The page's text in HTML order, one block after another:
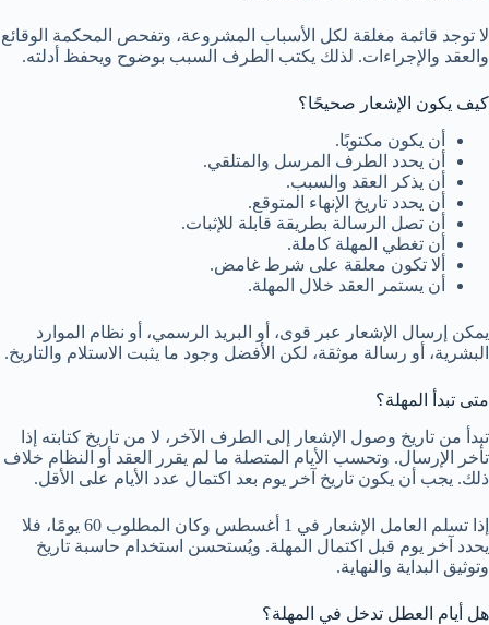
لا توجد قائمة مغلقة لكل الأسباب المشروعة، وتفحص المحكمة الوقائع
والعقد والإجراءات. لذلك يكتب الطرف السبب بوضوح ويحفظ أدلته.
كيف يكون الإشعار صحيحًا؟
أن يكون مكتوبًا.
أن يحدد الطرف المرسل والمتلقي.
أن يذكر العقد والسبب.
أن يحدد تاريخ الإنهاء المتوقع.
أن تصل الرسالة بطريقة قابلة للإثبات.
أن تغطي المهلة كاملة.
ألا تكون معلقة على شرط غامض.
أن يستمر العقد خلال المهلة.
يمكن إرسال الإشعار عبر قوى، أو البريد الرسمي، أو نظام الموارد
البشرية، أو رسالة موثقة، لكن الأفضل وجود ما يثبت الاستلام والتاريخ.
متى تبدأ المهلة؟
تبدأ من تاريخ وصول الإشعار إلى الطرف الآخر، لا من تاريخ كتابته إذا
تأخر الإرسال. وتحسب الأيام المتصلة ما لم يقرر العقد أو النظام خلاف
ذلك. يجب أن يكون تاريخ آخر يوم بعد اكتمال عدد الأيام على الأقل.
إذا تسلم العامل الإشعار في 1 أغسطس وكان المطلوب 60 يومًا، فلا
يحدد آخر يوم قبل اكتمال المهلة. ويُستحسن استخدام حاسبة تاريخ
وتوثيق البداية والنهاية.
هل أيام العطل تدخل في المهلة؟